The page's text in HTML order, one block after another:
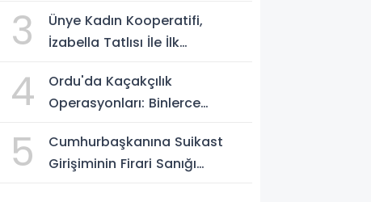
Yaşamını Yitirdi
3
Ünye Kadın Kooperatifi,
İzabella Tatlısı İle İlk
Oldu!
4
Ordu'da Kaçakçılık
Operasyonları: Binlerce
Ele Geçirildi
5
Cumhurbaşkanına Suikast
Girişiminin Firari Sanığı